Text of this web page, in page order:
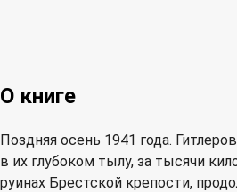
О книге
Поздняя осень 1941 года.
в их глубоком тылу, за тысячи
руинах Брестской крепости,